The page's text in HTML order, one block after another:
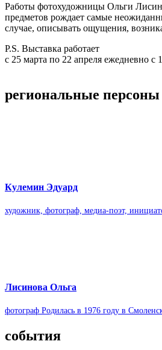
Работы фото­ху­дож­ницы Ольги
пред­ме­тов рож­дает самые
слу­чае, опи­сы­вать ощу­ще­ния,
P.S. Выставка рабо­тает
с 25 марта по 22 апреля еже­дневно
реги­о­наль­ные пер­соны
Куле­мин Эду­ард
худож­ник, фото­граф, медиа-поэт,
Лиси­нова Ольга
фото­граф Роди­лась в 1976 году в
собы­тия